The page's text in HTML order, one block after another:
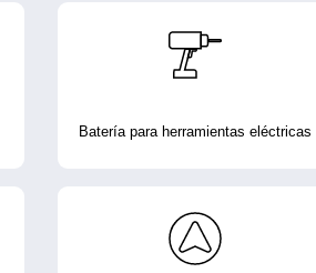
Batería para herramientas eléctricas